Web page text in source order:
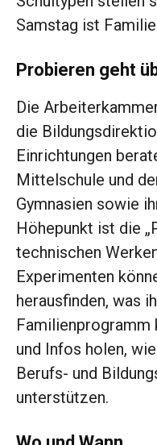
Samstag ist
Probieren geht
Die
die
Einrichtungen
Mittelschule und
Gymnasien sowie
Höhepunkt ist die
technischen
Experimenten
herausfinden, was
Familienprogramm
und Infos holen,
Berufs- und
unterstützen.